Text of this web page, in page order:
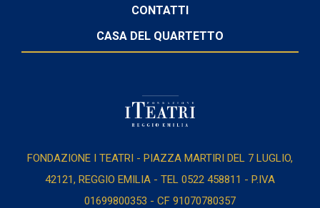
CONTATTI
CASA DEL QUARTETTO
FONDAZIONE I TEATRI - PIAZZA MARTIRI DEL 7 LUGLIO,
42121, REGGIO EMILIA - TEL 0522 458811 - P.IVA
01699800353 - CF 91070780357